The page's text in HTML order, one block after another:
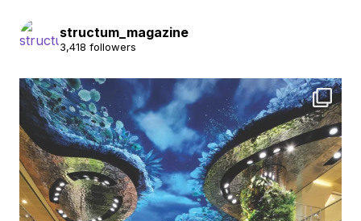
structum_magazine
3,418 followers